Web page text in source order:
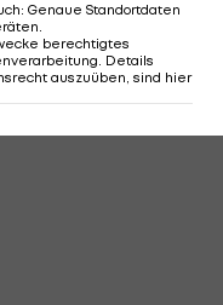
: Genaue Standortdaten
.
berechtigtes
Details
auszuüben, sind hier